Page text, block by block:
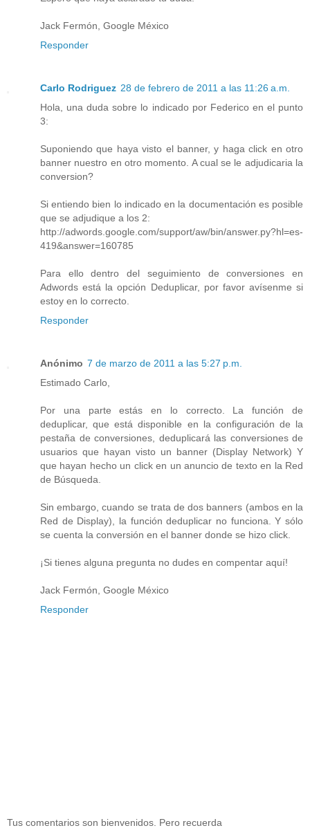
Jack Fermón, Google México
Responder
Carlo Rodriguez 28 de febrero de 2011 a las 11:26 a.m.
Hola, una duda sobre lo indicado por Federico en el punto
3:
Suponiendo que haya visto el banner, y haga click en otro
banner nuestro en otro momento. A cual se le adjudicaria la
conversion?
Si entiendo bien lo indicado en la documentación es posible
que se adjudique a los 2:
http://adwords.google.com/support/aw/bin/answer.py?hl=es-
419&answer=160785
Para ello dentro del seguimiento de conversiones en
Adwords está la opción Deduplicar, por favor avísenme si
estoy en lo correcto.
Responder
Anónimo 7 de marzo de 2011 a las 5:27 p.m.
Estimado Carlo,
Por una parte estás en lo correcto. La función de
deduplicar, que está disponible en la configuración de la
pestaña de conversiones, deduplicará las conversiones de
usuarios que hayan visto un banner (Display Network) Y
que hayan hecho un click en un anuncio de texto en la Red
de Búsqueda.
Sin embargo, cuando se trata de dos banners (ambos en la
Red de Display), la función deduplicar no funciona. Y sólo
se cuenta la conversión en el banner donde se hizo click.
¡Si tienes alguna pregunta no dudes en compentar aquí!
Jack Fermón, Google México
Responder
Tus comentarios son bienvenidos. Pero recuerda